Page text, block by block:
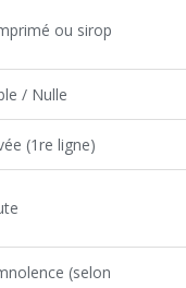
ou sirop
/ Nulle
(1re ligne)
(selon